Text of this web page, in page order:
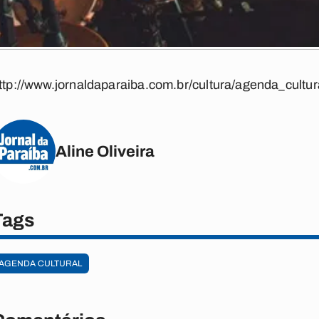
www.jornaldaparaiba.com.br/cultura/
Aline Oliveira
CULTURAL